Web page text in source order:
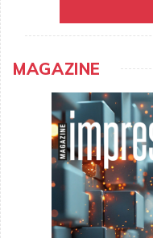
MAGAZINE